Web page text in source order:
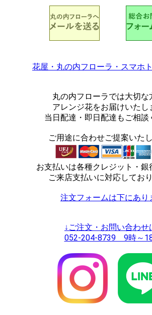
花屋・丸の内フローラ・スマホ
丸の内フローラでは大切な
アレンジ花をお届けいたし
当日配達・即日配達もご相談
ご用途に合わせご提案いたし
お支払いは各種クレジット・銀
ご来店支払いに対応しており
注文フォームは下にあり
↓ご注文・お問い合わせ
052-204-8739 9時～